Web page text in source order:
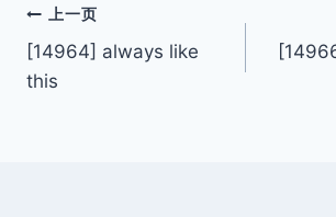
文
章
上一页
[14964] always like
this